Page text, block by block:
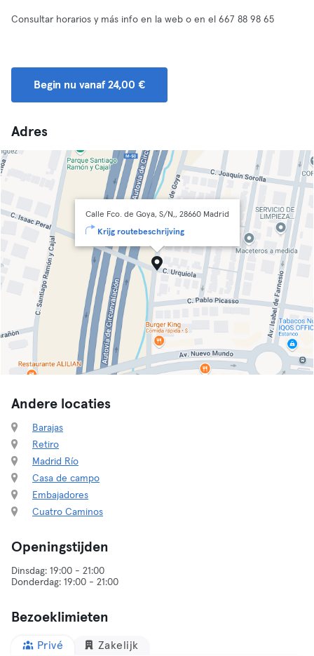
Consultar horarios y más info en la web o en el 667 88 98 65
Begin nu vanaf 24,00 €
Adres
Calle Fco. de Goya, S/N,, 28660 Madrid
Krijg routebeschrijving
Andere locaties
Barajas
Retiro
Madrid Río
Casa de campo
Embajadores
Cuatro Caminos
Openingstijden
Dinsdag: 19:00 - 21:00
Bezoeklimieten
Privé Zakelijk